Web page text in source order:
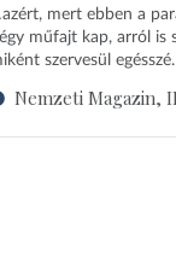
mert ebben a
műfajt kap, arról is
szervesül
Nemzeti Magazin,